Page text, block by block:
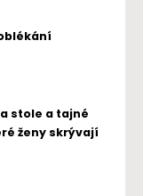
stole a tajné
ženy skrývají